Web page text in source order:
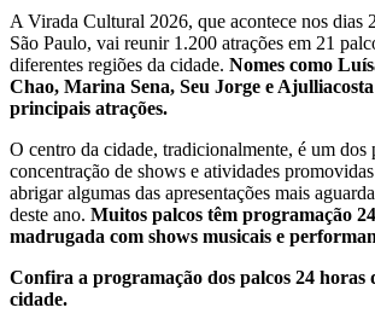
A Virada Cultural 2026, que acontece nos dias
São Paulo, vai reunir 1.200 atrações em 21
diferentes regiões da cidade. Nomes como
Chao, Marina Sena, Seu Jorge e Ajulliacosta
principais atrações.
O centro da cidade, tradicionalmente, é um dos
concentração de shows e atividades
abrigar algumas das apresentações mais
deste ano. Muitos palcos têm programação
madrugada com shows musicais e
Confira a programação dos palcos 24 horas
cidade.